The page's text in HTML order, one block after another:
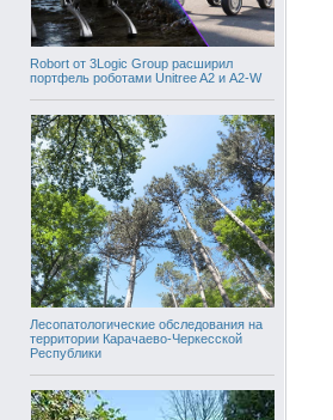
Robort от 3Logic Group расширил
портфель роботами Unitree A2 и A2-W
Лесопатологические обследования на
территории Карачаево-Черкесской
Республики